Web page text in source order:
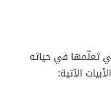
تعلّمها في حياته
الآتية: